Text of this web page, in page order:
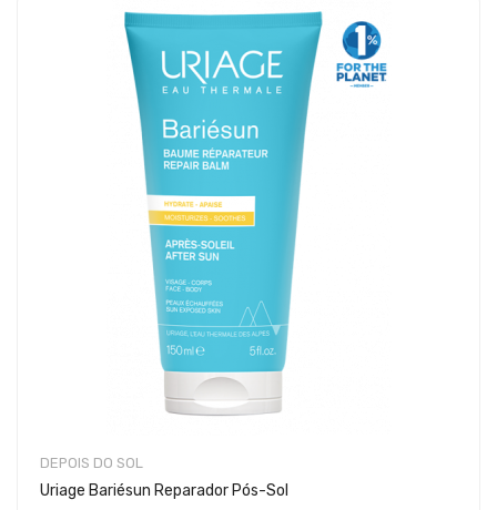
DEPOIS DO SOL
Uriage Bariésun Reparador Pós-Sol